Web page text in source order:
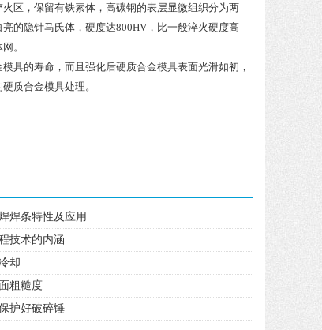
区，保留有铁素体，高碳钢的表层显微组织分为两
的隐针马氏体，硬度达800HV，比一般淬火硬度高
。
具的寿命，而且强化后硬质合金模具表面光滑如初，
质合金模具处理。
焊条特性及应用
技术的内涵
却
粗糙度
护好破碎锤